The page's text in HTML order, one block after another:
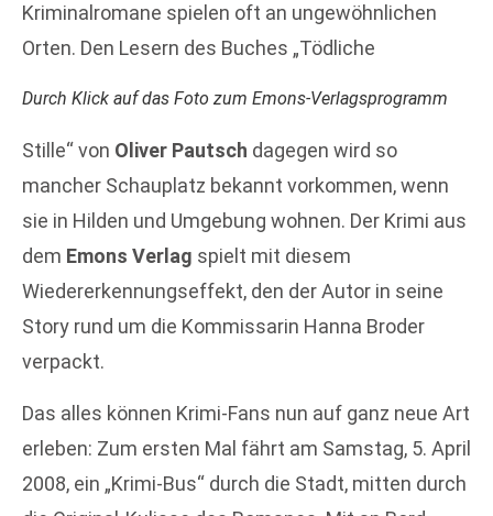
Kriminalromane spielen oft an ungewöhnlichen
Orten. Den Lesern des Buches „Tödliche
Durch Klick auf das Foto zum Emons-Verlagsprogramm
Stille“ von Oliver Pautsch dagegen wird so
mancher Schauplatz bekannt vorkommen, wenn
sie in Hilden und Umgebung wohnen. Der Krimi aus
dem Emons Verlag spielt mit diesem
Wiedererkennungseffekt, den der Autor in seine
Story rund um die Kommissarin Hanna Broder
verpackt.
Das alles können Krimi-Fans nun auf ganz neue Art
erleben: Zum ersten Mal fährt am Samstag, 5. April
2008, ein „Krimi-Bus“ durch die Stadt, mitten durch